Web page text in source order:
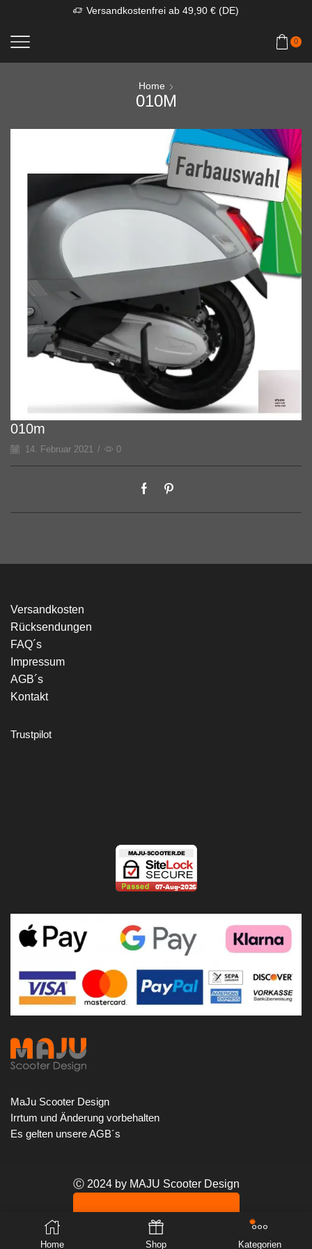
Versandkostenfrei ab 49,90 € (DE)
0
Home
010M
010m
14. Februar 2021 / 0
Versandkosten
Rücksendungen
FAQ´s
Impressum
AGB´s
Kontakt
Trustpilot
MaJu Scooter Design
Irrtum und Änderung vorbehalten
Es gelten unsere AGB´s
Ⓒ 2024 by MAJU Scooter Design
VERTRAG WIDERRUFEN
Home Shop Kategorien